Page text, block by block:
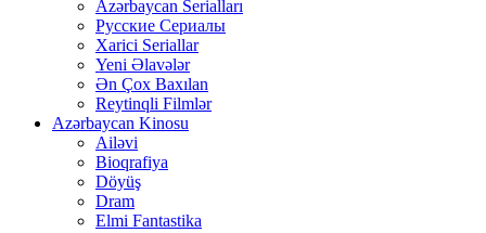
Azərbaycan Serialları
Русские Сериалы
Xarici Seriallar
Yeni Əlavələr
Ən Çox Baxılan
Reytinqli Filmlər
Azərbaycan Kinosu
Ailəvi
Bioqrafiya
Döyüş
Dram
Elmi Fantastika